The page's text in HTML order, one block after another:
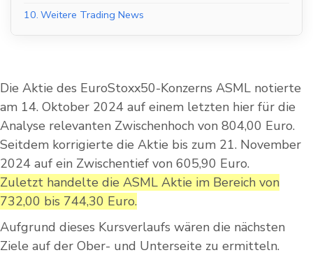
10. Weitere Trading News
Die Aktie des EuroStoxx50-Konzerns ASML notierte
am 14. Oktober 2024 auf einem letzten hier für die
Analyse relevanten Zwischenhoch von 804,00 Euro.
Seitdem korrigierte die Aktie bis zum 21. November
2024 auf ein Zwischentief von 605,90 Euro.
Zuletzt handelte die ASML Aktie im Bereich von
732,00 bis 744,30 Euro.
Aufgrund dieses Kursverlaufs wären die nächsten
Ziele auf der Ober- und Unterseite zu ermitteln.